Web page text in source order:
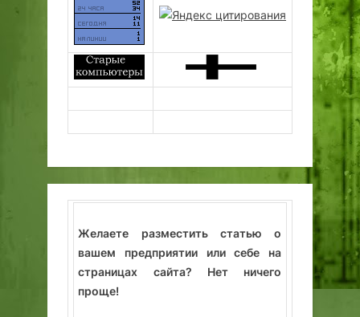
Желаете разместить статью о
вашем предприятии или себе на
страницах сайта? Нет ничего
проще!